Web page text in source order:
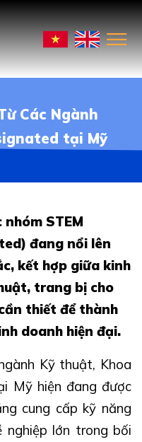
Các Ngành
tại Mỹ
STEM
đang nổi lên
kết hợp giữa kinh
trang bị cho
thiết để thành
doanh hiện đại.
Kỹ thuật, Khoa
Mỹ hiện đang được
cung cấp kỹ năng
lớn trong bối